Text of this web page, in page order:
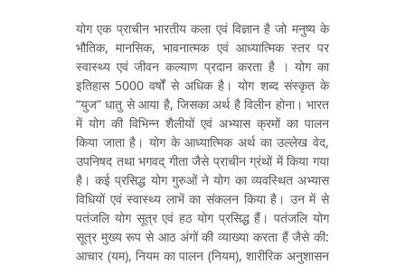
योग एक प्राचीन भारतीय कला एवं विज्ञान है जो मनुष्य के
भौतिक, मानसिक, भावनात्मक एवं आध्यात्मिक स्तर पर
स्वास्थ्य एवं जीवन कल्याण प्रदान करता है । योग का
इतिहास 5000 वर्षों से अधिक है। योग शब्द संस्कृत के
“युज” धातु से आया है, जिसका अर्थ है विलीन होना। भारत
में योग की विभिन्न शैलीयों एवं अभ्यास क्रमों का पालन
किया जाता है। योग के आध्यात्मिक अर्थ का उल्लेख वेद,
उपनिषद तथा भगवद् गीता जैसे प्राचीन ग्रंथों में किया गया
है। कई प्रसिद्ध योग गुरुओं ने योग का व्यवस्थित अभ्यास
विधियों एवं स्वास्थ्य लाभें का संकलन किया है। उन में से
पतंजलि योग सूत्र एवं हठ योग प्रसिद्ध हैं। पतंजलि योग
सूत्र मुख्य रूप से आठ अंगों की व्याख्या करता हैं जैसे की:
आचार (यम), नियम का पालन (नियम), शारीरिक अनुशासन